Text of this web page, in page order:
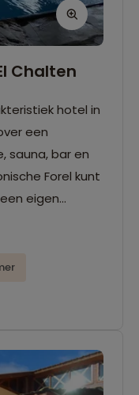
Chalten
hotel in
een
sauna, bar en
Forel kunt
eigen